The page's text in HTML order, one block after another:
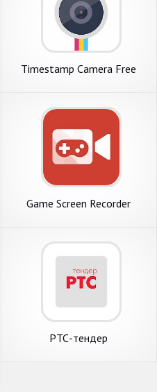
Timestamp Camera Free
Game Screen Recorder
РТС-тендер